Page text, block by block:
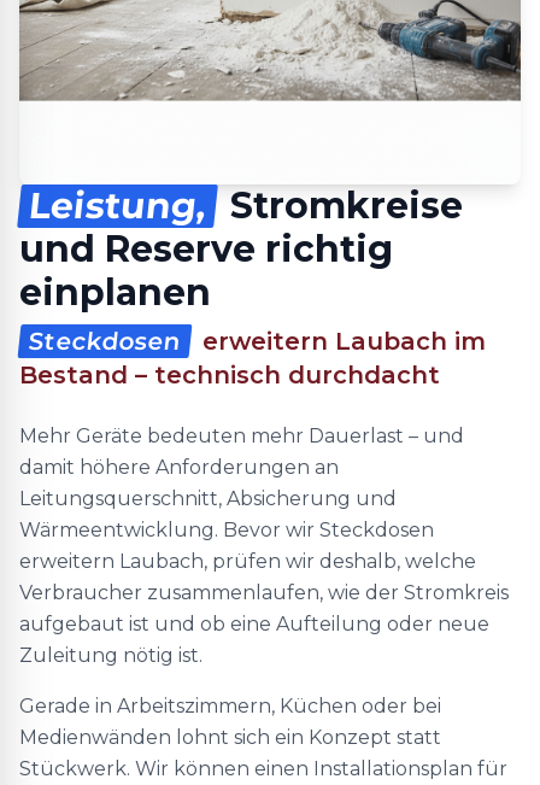
Leistung, Stromkreise
und Reserve richtig
einplanen
Steckdosen
erweitern Laubach im
Bestand – technisch durchdacht
Mehr Geräte bedeuten mehr Dauerlast – und
damit höhere Anforderungen an
Leitungsquerschnitt, Absicherung und
Wärmeentwicklung. Bevor wir Steckdosen
erweitern Laubach, prüfen wir deshalb, welche
Verbraucher zusammenlaufen, wie der Stromkreis
aufgebaut ist und ob eine Aufteilung oder neue
Zuleitung nötig ist.
Gerade in Arbeitszimmern, Küchen oder bei
Medienwänden lohnt sich ein Konzept statt
Stückwerk. Wir können einen Installationsplan für